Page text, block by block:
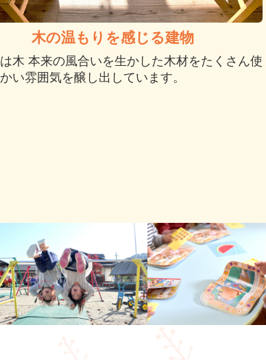
木の温もりを感じる建物
木 本来の風合いを生かした木材をたくさん使
い雰囲気を醸し出しています。